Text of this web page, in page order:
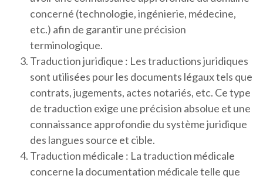
concerné (technologie, ingénierie, médecine,
etc.) afin de garantir une précision
terminologique.
Traduction juridique : Les traductions juridiques
sont utilisées pour les documents légaux tels que
contrats, jugements, actes notariés, etc. Ce type
de traduction exige une précision absolue et une
connaissance approfondie du système juridique
des langues source et cible.
Traduction médicale : La traduction médicale
concerne la documentation médicale telle que